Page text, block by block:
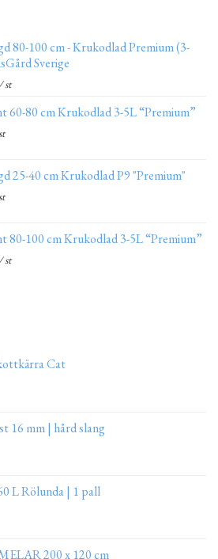
80-100 cm - Krukodlad Premium (3-
Sverige
60-80 cm Krukodlad 3-5L “Premium”
25-40 cm Krukodlad P9 "Premium"
80-100 cm Krukodlad 3-5L “Premium”
Cat
16 mm | hård slang
L Rölunda | 1 pall
200 x 120 cm